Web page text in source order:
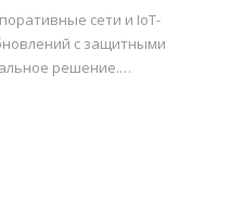
сети и IoT-
с защитными
решение.…